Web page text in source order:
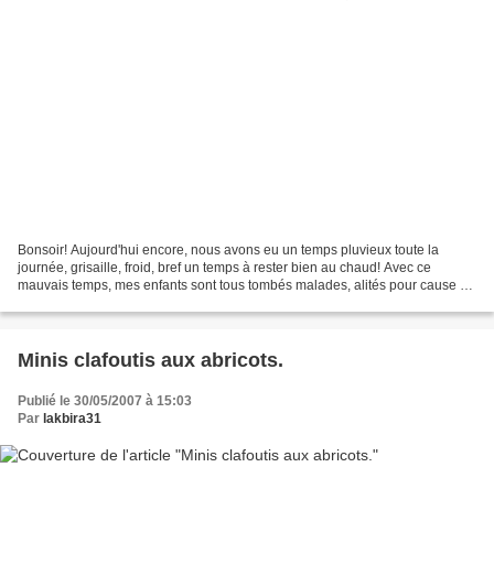
Bonsoir! Aujourd'hui encore, nous avons eu un temps pluvieux toute la
journée, grisaille, froid, bref un temps à rester bien au chaud! Avec ce
mauvais temps, mes enfants sont tous tombés malades, alités pour cause de
Minis clafoutis aux abricots.
Publié le 30/05/2007 à 15:03
Par lakbira31